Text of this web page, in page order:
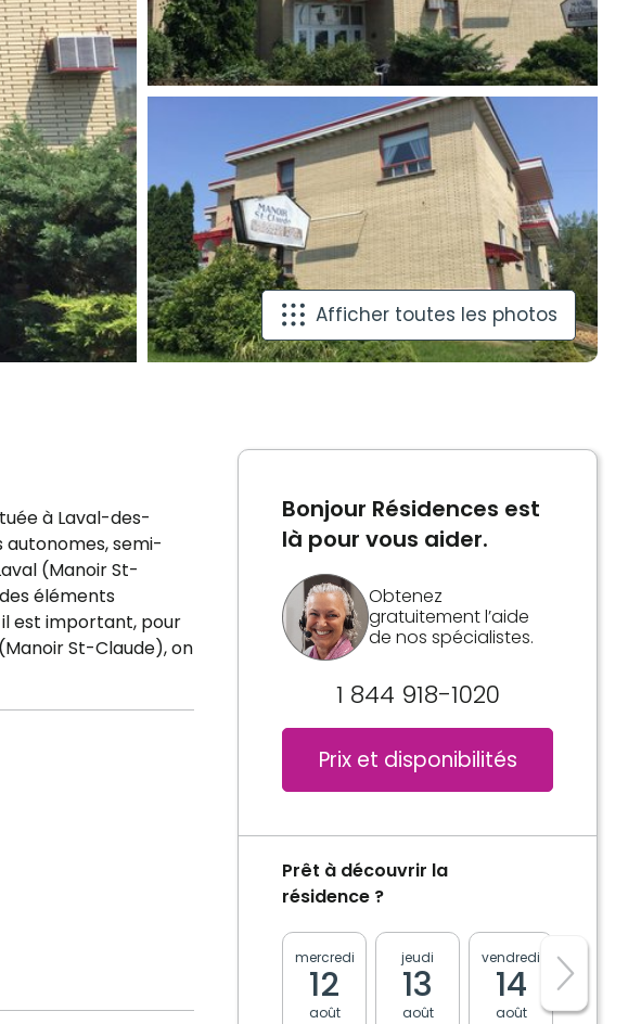
Afficher toutes les photos
à Laval-des-
autonomes, semi-
(Manoir St-
éléments
est important, pour
St-Claude), on
Bonjour Résidences est
là pour vous aider.
Obtenez
gratuitement l’aide
de nos spécialistes.
1 844 918-1020
Prix et disponibilités
Prêt à découvrir la
résidence ?
mercredi
12
août
jeudi
13
août
vendredi
14
août août